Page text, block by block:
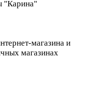
"Карина"
магазина и
магазинах